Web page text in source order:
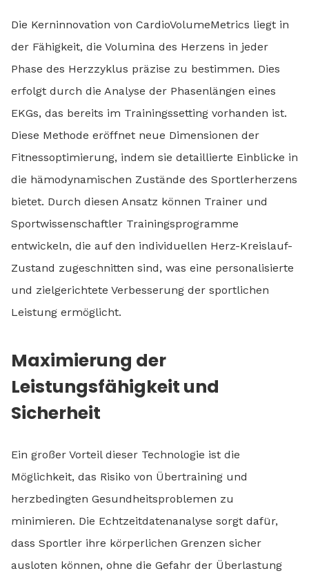
Die Kerninnovation von CardioVolumeMetrics liegt in
der Fähigkeit, die Volumina des Herzens in jeder
Phase des Herzzyklus präzise zu bestimmen. Dies
erfolgt durch die Analyse der Phasenlängen eines
EKGs, das bereits im Trainingssetting vorhanden ist.
Diese Methode eröffnet neue Dimensionen der
Fitnessoptimierung, indem sie detaillierte Einblicke in
die hämodynamischen Zustände des Sportlerherzens
bietet. Durch diesen Ansatz können Trainer und
Sportwissenschaftler Trainingsprogramme
entwickeln, die auf den individuellen Herz-Kreislauf-
Zustand zugeschnitten sind, was eine personalisierte
und zielgerichtete Verbesserung der sportlichen
Leistung ermöglicht.
Maximierung der
Leistungsfähigkeit und
Sicherheit
Ein großer Vorteil dieser Technologie ist die
Möglichkeit, das Risiko von Übertraining und
herzbedingten Gesundheitsproblemen zu
minimieren. Die Echtzeitdatenanalyse sorgt dafür,
dass Sportler ihre körperlichen Grenzen sicher
ausloten können, ohne die Gefahr der Überlastung